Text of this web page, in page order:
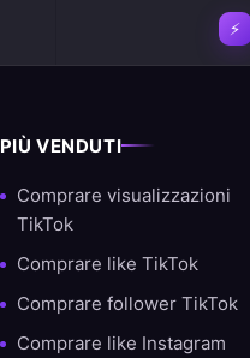
⚡
PIÙ VENDUTI
Comprare visualizzazioni
TikTok
Comprare like TikTok
Comprare follower TikTok
Comprare like Instagram